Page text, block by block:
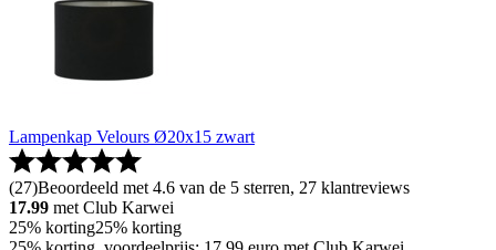
Lampenkap Velours Ø20x15 zwart
(27)Beoordeeld met 4.6 van de 5 sterren, 27 klantreviews
17.99 met Club Karwei
25% korting25% korting